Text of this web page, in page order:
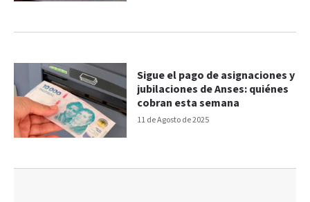
11 de Agosto de 2025
Sigue el pago de asignaciones y
jubilaciones de Anses: quiénes
cobran esta semana